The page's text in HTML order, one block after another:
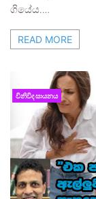
ගියේය.…
READ MORE
විනිවිද සායනය